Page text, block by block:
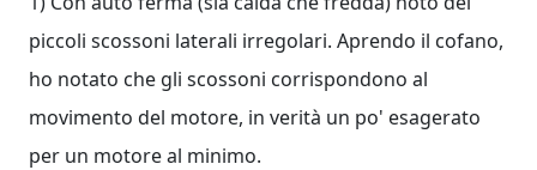
piccoli scossoni laterali irregolari. Aprendo il cofano,
ho notato che gli scossoni corrispondono al
movimento del motore, in verità un po' esagerato
per un motore al minimo.